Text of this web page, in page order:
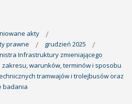
akty
prawne
grudzień 2025
Infrastruktury zmieniającego
warunków, terminów i sposobu
tramwajów i trolejbusów oraz
badania